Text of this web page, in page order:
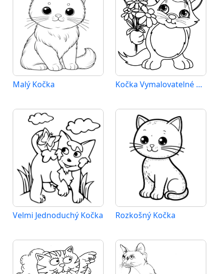
Malý Kočka Kočka Vymalovatelné pro Děti
Velmi Jednoduchý Kočka Rozkošný Kočka